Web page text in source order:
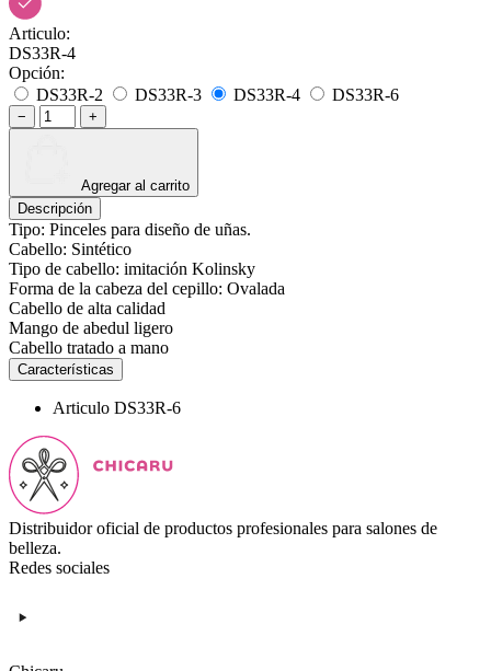
Articulo:
DS33R-4
Opción:
DS33R-2
DS33R-3 DS33R-4 DS33R-6
− +
Agregar al carrito
Descripción
Tipo: Pinceles para diseño de uñas.
Cabello: Sintético
Tipo de cabello: imitación Kolinsky
Forma de la cabeza del cepillo: Ovalada
Cabello de alta calidad
Mango de abedul ligero
Cabello tratado a mano
Características
Articulo DS33R-6
Distribuidor oficial de productos profesionales para salones de
belleza.
Redes sociales